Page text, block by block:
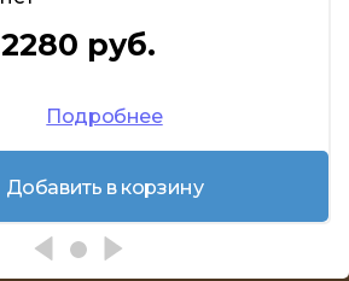
2280 руб.
Подробнее
Добавить в корзину